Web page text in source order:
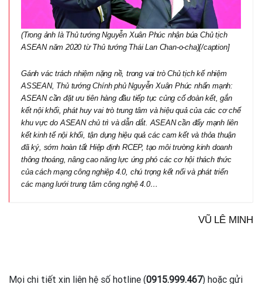
(Trong ảnh là Thủ tướng Nguyễn Xuân Phúc nhận búa Chủ tịch
ASEAN năm 2020 từ Thủ tướng Thái Lan Chan-o-cha)[/caption]
Gánh vác trách nhiệm nặng nề, trong vai trò Chủ tịch kế nhiệm
ASSEAN, Thủ tướng Chính phủ Nguyễn Xuân Phúc nhấn mạnh:
ASEAN cần đặt ưu tiên hàng đầu tiếp tục củng cố đoàn kết, gắn
kết nội khối, phát huy vai trò trung tâm và hiệu quả của các cơ chế
khu vực do ASEAN chủ trì và dẫn dắt. ASEAN cần đẩy mạnh liên
kết kinh tế nội khối, tận dụng hiệu quả các cam kết và thỏa thuận
đã ký, sớm hoàn tất Hiệp định RCEP, tạo môi trường kinh doanh
thông thoáng, nâng cao năng lực ứng phó các cơ hội thách thức
của cách mạng công nghiệp 4.0, chú trọng kết nối và phát triển
các mạng lưới trung tâm công nghệ 4.0…
VŨ LÊ MINH
Mọi chi tiết xin liên hệ số hotline (0915.999.467) hoặc gửi